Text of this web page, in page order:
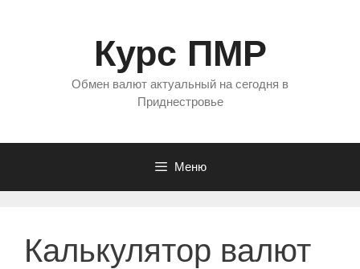
Курс ПМР
Обмен валют актуальный на сегодня в
Приднестровье
Меню
Калькулятор валют